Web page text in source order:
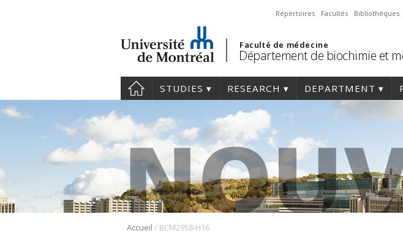
Répertoires Facultés Bibliothèques
Faculté de médecine
Département de biochimie et
STUDIES RESEARCH DEPARTMENT
Accueil / BCM2958-H16